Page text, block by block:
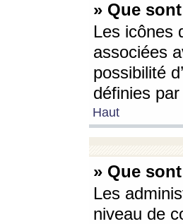
» Que
Les icônes
associées
possibilité
définies
Haut
» Que
Les
niveau de